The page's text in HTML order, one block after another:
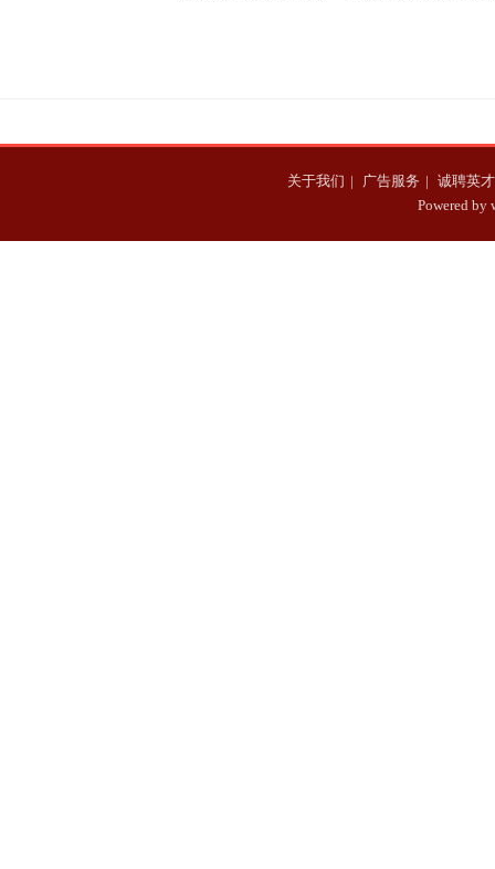
关于我们 | 广告服务 | 诚聘英才
Powered by